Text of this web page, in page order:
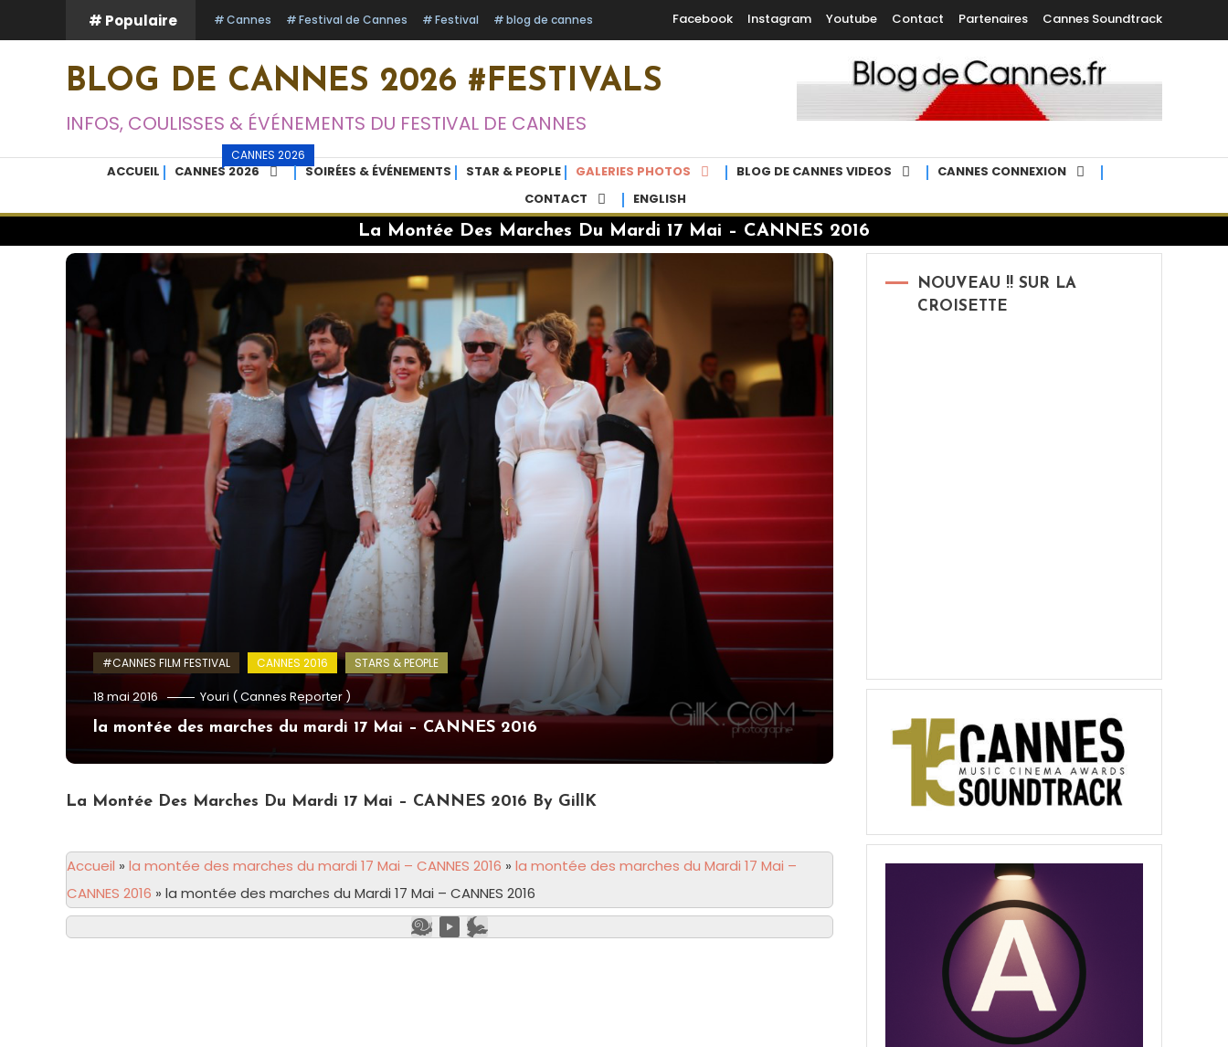
To
# Populaire Cannes Festival de Cannes Festival blog de cannes Facebook Instagram Youtube Contact Partenaires Cannes Soundtrack
BLOG DE CANNES 2026 #FESTIVALS
INFOS, COULISSES & ÉVÉNEMENTS DU FESTIVAL DE CANNES
ACCUEIL CANNES 2026
CANNES 2026
SOIRÉES & ÉVÉNEMENTS STAR & PEOPLE GALERIES PHOTOS BLOG DE CANNES VIDEOS
CANNES CONNEXION
CONTACT
ENGLISH
La Montée Des Marches Du Mardi 17 Mai – CANNES 2016
#CANNES FILM FESTIVAL CANNES 2016 STARS & PEOPLE
18 mai 2016
Youri ( Cannes Reporter )
la montée des marches du mardi 17 Mai – CANNES 2016
La Montée Des Marches Du Mardi 17 Mai – CANNES 2016 By GillK
Accueil » la montée des marches du mardi 17 Mai – CANNES 2016 » la montée des marches du Mardi 17 Mai –
CANNES 2016 » la montée des marches du Mardi 17 Mai – CANNES 2016
NOUVEAU !! SUR LA
CROISETTE